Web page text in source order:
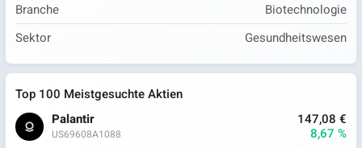
Branche
Biotechnologie
Sektor
Gesundheitswesen
Top 100 Meistgesuchte Aktien
Palantir
US69608A1088
147,08 €
8,67 %